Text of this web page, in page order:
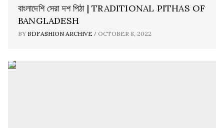
বাংলাদেশি সেরা দশ পিঠা | TRADITIONAL PITHAS OF
BANGLADESH
BY BDFASHION ARCHIVE / OCTOBER 8, 2022